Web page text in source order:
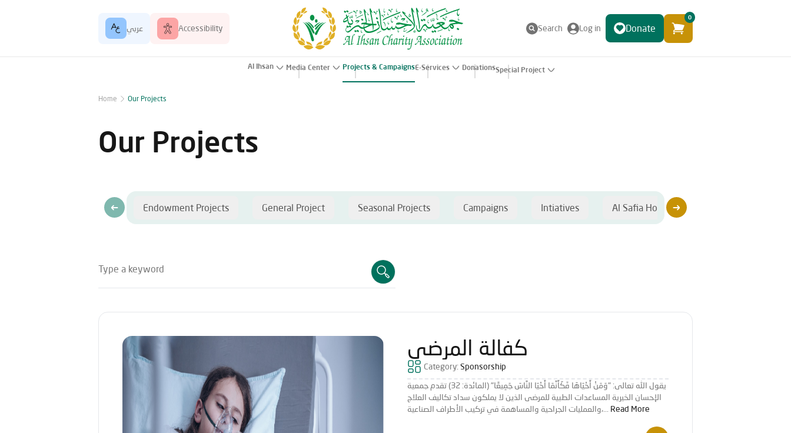
عربي Accessibility Search Log in Donate
0
Al Ihsan Media Center Projects & CampaignsE-Services DonationsSpecial Project
Home Our Projects
Our Projects
Endowment Projects General Project Seasonal Projects Campaigns Intiatives Al Safia Hospital
Type a keyword
كفالة المرضى
Category: Sponsorship
يقول الله تعالى: "وَمَنْ أَحْيَاهَا فَكَأَنَّمَا أَحْيَا النَّاسَ جَمِيعًا" (المائدة: 32) تقدم جمعية
الإحسان الخيرية المساعدات الطبية للمرضى الذين لا يملكون سداد تكاليف العلاج
والعمليات الجراحية والمساهمة في تركيب الأطراف الصناعية،... Read More